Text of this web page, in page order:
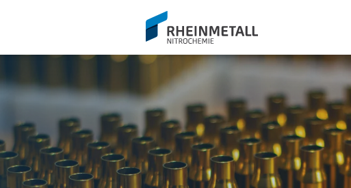
siteLogo